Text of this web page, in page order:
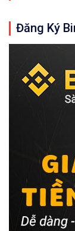
Đăng Ký